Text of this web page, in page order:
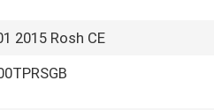
2015 Rosh CE